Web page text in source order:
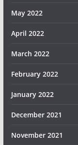
May 2022
April 2022
March 2022
February 2022
January 2022
December 2021
November 2021